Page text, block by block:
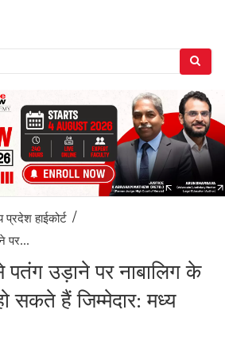
प्रदेश हाईकोर्ट /
पर...
पतंग उड़ाने पर नाबालिग के
सकते हैं जिम्मेदार: मध्य